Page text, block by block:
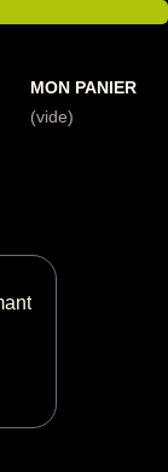
MON PANIER
(vide)